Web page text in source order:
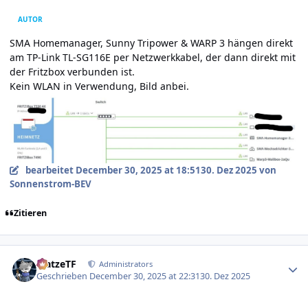
AUTOR
SMA Homemanager, Sunny Tripower & WARP 3 hängen direkt
am TP-Link TL-SG116E per Netzwerkkabel, der dann direkt mit
der Fritzbox verbunden ist.
Kein WLAN in Verwendung, Bild anbei.
bearbeitet December 30, 2025 at 18:5130. Dez 2025 von
Sonnenstrom-BEV
Zitieren
MatzeTF Administrators
Geschrieben December 30, 2025 at 22:3130. Dez 2025